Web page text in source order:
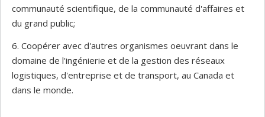
communauté scientifique, de la communauté d'affaires et
du grand public;
6. Coopérer avec d'autres organismes oeuvrant dans le
domaine de l'ingénierie et de la gestion des réseaux
logistiques, d'entreprise et de transport, au Canada et
dans le monde.